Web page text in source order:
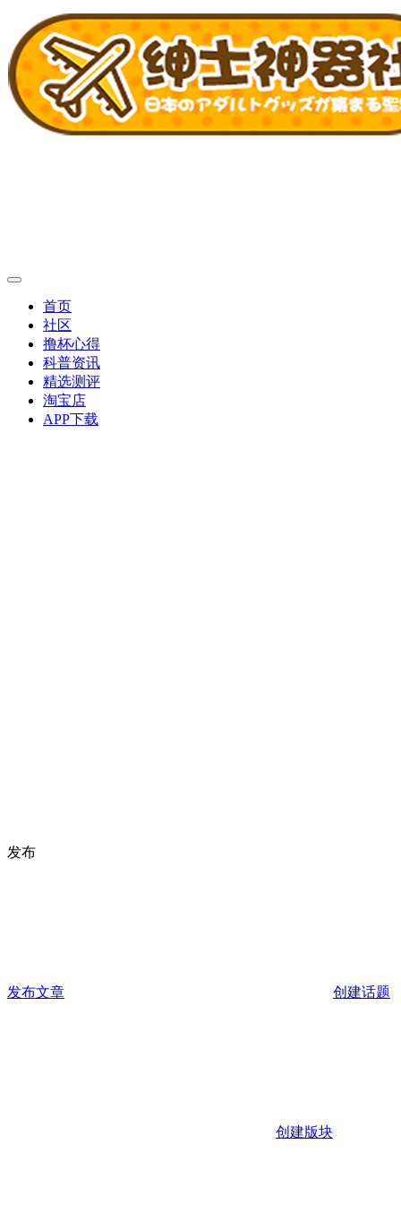
首页
社区
撸杯心得
科普资讯
精选测评
淘宝店
APP下载
发布
发布文章 创建话题
创建版块